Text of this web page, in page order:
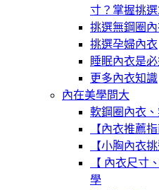
寸？掌握挑選
挑選無鋼圈內
挑選孕婦內衣
睡眠內衣是
更多內衣知識
內在美學問大
軟鋼圈內衣
【內衣推薦
【小胸內衣
【 內衣尺寸
學